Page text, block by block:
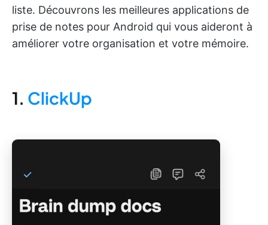
liste. Découvrons les meilleures applications de
prise de notes pour Android qui vous aideront à
améliorer votre organisation et votre mémoire.
1. ClickUp